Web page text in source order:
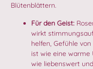
Blütenblättern.
Für den Geist:
wirkt
helfen, Gefühle
ist wie eine warme
wie liebenswert